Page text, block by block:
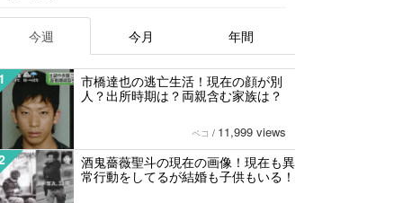
今週 今月 年間
市橋達也の逃亡生活！現在の顔が別
人？出所時期は？両親含む家族は？
ペコ / 11,999 views
酒鬼薔薇聖斗の現在の画像！現在も異
常行動をしてるが結婚も子供もいる！